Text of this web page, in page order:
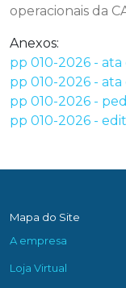
operacionais da
Anexos:
pp 010-2026 - ata
pp 010-2026 - ata
pp 010-2026 -
pp 010-2026 -
Mapa do Site
A empresa
Loja Virtual